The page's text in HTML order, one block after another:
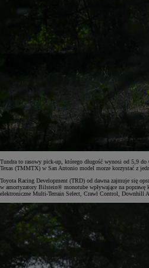
Tundra to rasowy pick-up, którego długość wynosi od 5,9 do
Texas (TMMTX) w San Antonio model morze korzystać z
Toyota Racing Development (TRD) od dawna zajmuje się
w amortyzatory Bilstein® monotube wpływające na
elektroniczne Multi-Terrain Select, Crawl Control, Downhill